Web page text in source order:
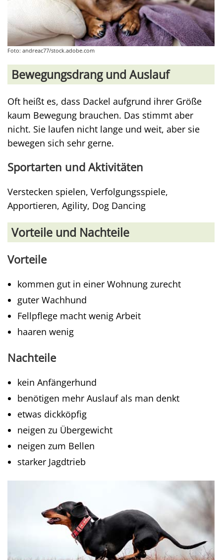
Foto: andreac77/stock.adobe.com
Bewegungsdrang und Auslauf
Oft heißt es, dass Dackel aufgrund ihrer Größe
kaum Bewegung brauchen. Das stimmt aber
nicht. Sie laufen nicht lange und weit, aber sie
bewegen sich sehr gerne.
Sportarten und Aktivitäten
Verstecken spielen, Verfolgungsspiele,
Apportieren, Agility, Dog Dancing
Vorteile und Nachteile
Vorteile
kommen gut in einer Wohnung zurecht
guter Wachhund
Fellpflege macht wenig Arbeit
haaren wenig
Nachteile
kein Anfängerhund
benötigen mehr Auslauf als man denkt
etwas dickköpfig
neigen zu Übergewicht
neigen zum Bellen
starker Jagdtrieb